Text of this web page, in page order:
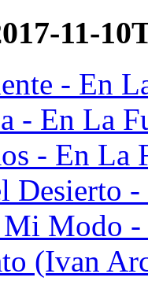
11-
- En
- En La
- En La
Desierto
Modo
(Ivan